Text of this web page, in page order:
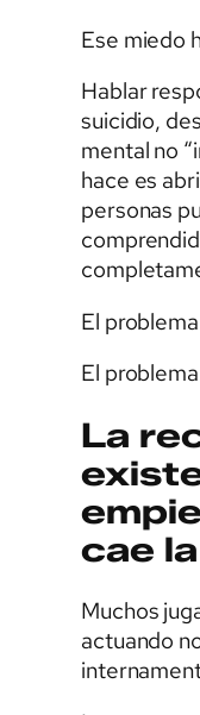
Ese miedo
Hablar
suicidio,
mental no
hace es
personas
El
El
La
cae
Muchos
actuando